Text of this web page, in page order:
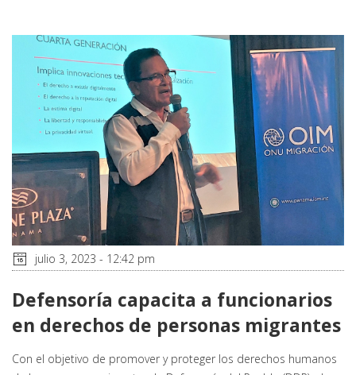
julio 3, 2023 - 12:42 pm
Defensoría capacita a funcionarios
en derechos de personas migrantes
Con el objetivo de promover y proteger los derechos humanos